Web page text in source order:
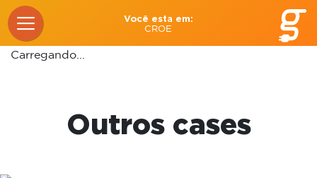
Você esta em:
CROE
Carregando...
Outros cases